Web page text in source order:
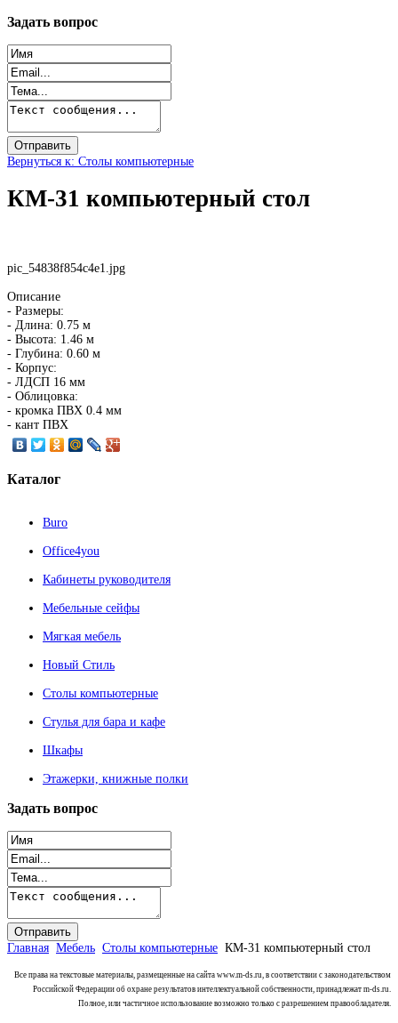
Задать вопрос
Вернуться к: Столы компьютерные
КМ-31 компьютерный стол
pic_54838f854c4e1.jpg
Описание
- Размеры:
- Длина: 0.75 м
- Высота: 1.46 м
- Глубина: 0.60 м
- Корпус:
- ЛДСП 16 мм
- Облицовка:
- кромка ПВХ 0.4 мм
- кант ПВХ
Каталог
Buro
Office4you
Кабинеты руководителя
Мебельные сейфы
Мягкая мебель
Новый Стиль
Столы компьютерные
Стулья для бара и кафе
Шкафы
Этажерки, книжные полки
Задать вопрос
Главная Мебель Столы компьютерные КМ-31 компьютерный стол
Все права на текстовые материалы, размещенные на сайта www.m-ds.ru, в соответствии с законодательством
Российской Федерации об охране результатов интеллектуальной собственности, принадлежат m-ds.ru.
Полное, или частичное использование возможно только с разрешением правообладателя.